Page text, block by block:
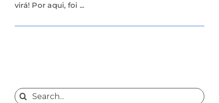
virá! Por aqui, foi ...
Search